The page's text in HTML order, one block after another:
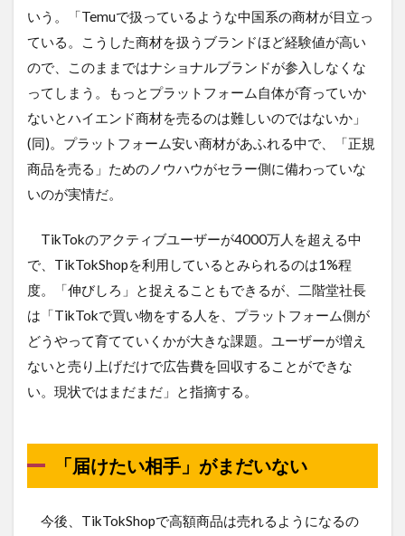
いう。「Temuで扱っているような中国系の商材が目立っ
ている。こうした商材を扱うブランドほど経験値が高い
ので、このままではナショナルブランドが参入しなくな
ってしまう。もっとプラットフォーム自体が育っていか
ないとハイエンド商材を売るのは難しいのではないか」
(同)。プラットフォーム安い商材があふれる中で、「正規
商品を売る」ためのノウハウがセラー側に備わっていな
いのが実情だ。
TikTokのアクティブユーザーが4000万人を超える中
で、TikTokShopを利用しているとみられるのは1%程
度。「伸びしろ」と捉えることもできるが、二階堂社長
は「TikTokで買い物をする人を、プラットフォーム側が
どうやって育てていくかが大きな課題。ユーザーが増え
ないと売り上げだけで広告費を回収することができな
い。現状ではまだまだ」と指摘する。
「届けたい相手」がまだいない
今後、TikTokShopで高額商品は売れるようになるの